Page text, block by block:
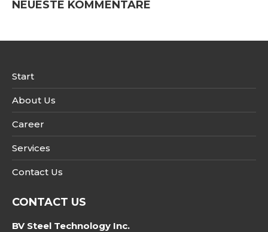
NEUESTE KOMMENTARE
Start
About Us
Career
Services
Contact Us
CONTACT US
BV Steel Technology Inc.